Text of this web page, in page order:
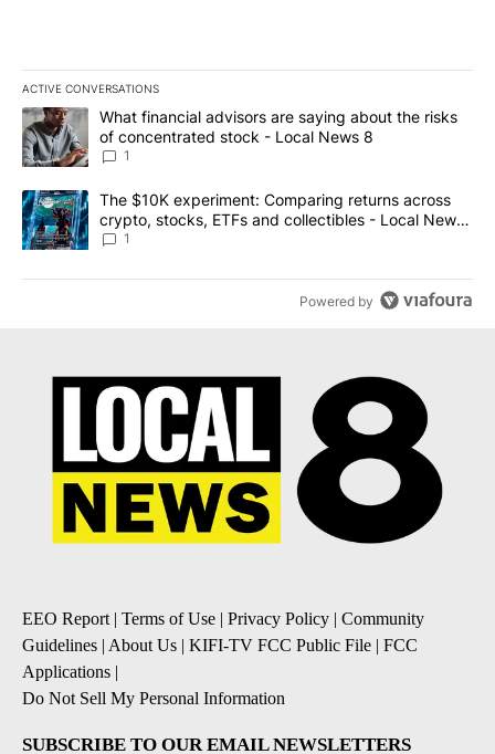
ACTIVE CONVERSATIONS
The following is a list of the most commented articles in the last
A trending article titled "What financial advisors are saying
What financial advisors are saying about the risks
of concentrated stock - Local News 8
1
A trending article titled "The $10K experiment: Comparing
The $10K experiment: Comparing returns across
crypto, stocks, ETFs and collectibles - Local News
8
1
Powered by
EEO Report | Terms of Use | Privacy Policy | Community
Guidelines | About Us | KIFI-TV FCC Public File | FCC
Applications |
Do Not Sell My Personal Information
SUBSCRIBE TO OUR EMAIL NEWSLETTERS